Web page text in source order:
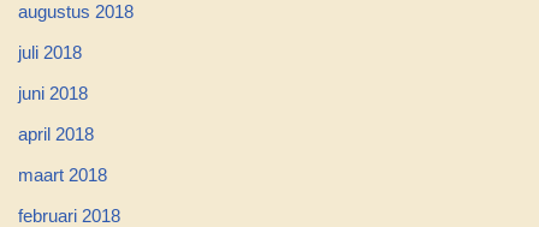
augustus 2018
juli 2018
juni 2018
april 2018
maart 2018
februari 2018